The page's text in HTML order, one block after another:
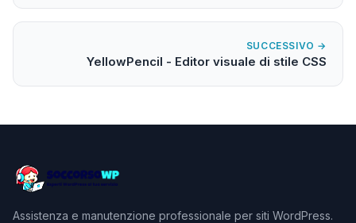
SUCCESSIVO →
YellowPencil - Editor visuale di stile CSS
Assistenza e manutenzione professionale per siti WordPress.